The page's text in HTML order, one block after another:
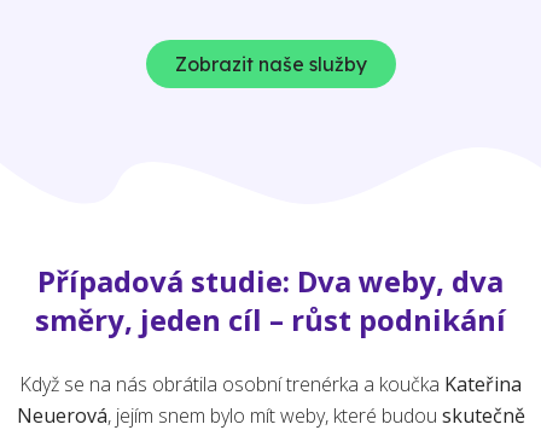
Zobrazit naše služby
Případová studie: Dva weby, dva
směry, jeden cíl – růst podnikání
Když se na nás obrátila osobní trenérka a koučka Kateřina
Neuerová, jejím snem bylo mít weby, které budou skutečně